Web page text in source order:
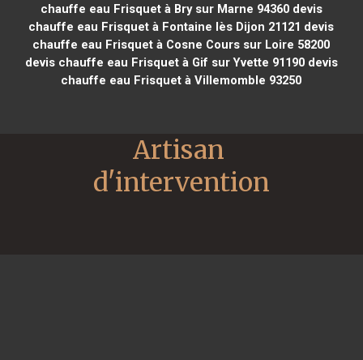
chauffe eau Frisquet à Bry sur Marne 94360devis
chauffe eau Frisquet à Fontaine lès Dijon 21121 devis
chauffe eau Frisquet à Cosne Cours sur Loire 58200
devis chauffe eau Frisquet à Gif sur Yvette 91190devis
chauffe eau Frisquet à Villemomble 93250
Artisan
d'intervention